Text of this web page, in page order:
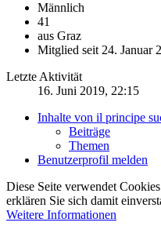
Männlich
41
aus Graz
Mitglied seit 24. Januar
Letzte Aktivität
16. Juni 2019, 22:15
Inhalte von il principe
Beiträge
Themen
Benutzerprofil melden
Diese Seite verwendet
erklären Sie sich damit
Weitere Informationen